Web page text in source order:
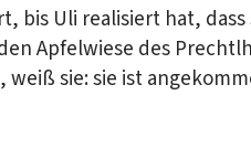
bis Uli realisiert hat,
Apfelwiese des
sie: sie ist